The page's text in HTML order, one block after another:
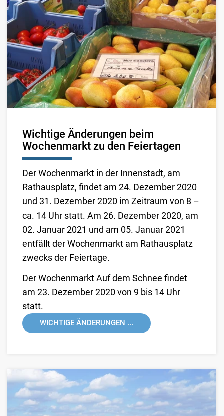
Wichtige Änderungen beim
Wochenmarkt zu den Feiertagen
Der Wochenmarkt in der Innenstadt, am
Rathausplatz, findet am 24. Dezember 2020
und 31. Dezember 2020 im Zeitraum von 8 –
ca. 14 Uhr statt. Am 26. Dezember 2020, am
02. Januar 2021 und am 05. Januar 2021
entfällt der Wochenmarkt am Rathausplatz
zwecks der Feiertage.
Der Wochenmarkt Auf dem Schnee findet
am 23. Dezember 2020 von 9 bis 14 Uhr
statt.
WICHTIGE ÄNDERUNGEN ...